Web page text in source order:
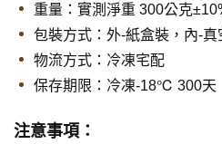
重量：實測淨重 300公克
包裝方式：外-紙盒裝，內-真
物流方式：冷凍宅配
保存期限： 冷凍-18℃ 300天
注意事項：